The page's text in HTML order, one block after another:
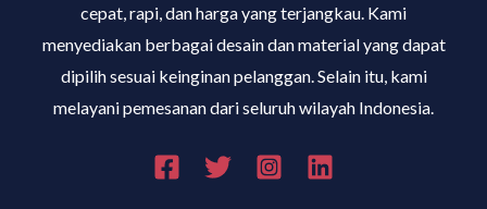
cepat, rapi, dan harga yang terjangkau. Kami
menyediakan berbagai desain dan material yang dapat
dipilih sesuai keinginan pelanggan. Selain itu, kami
melayani pemesanan dari seluruh wilayah Indonesia.